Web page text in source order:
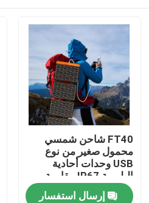
FT40 شاحن شمسي
محمول صغير من نوع
USB وحدات أحادية
البلورية IP67 مقاومة
للماء
إرسال استفسار